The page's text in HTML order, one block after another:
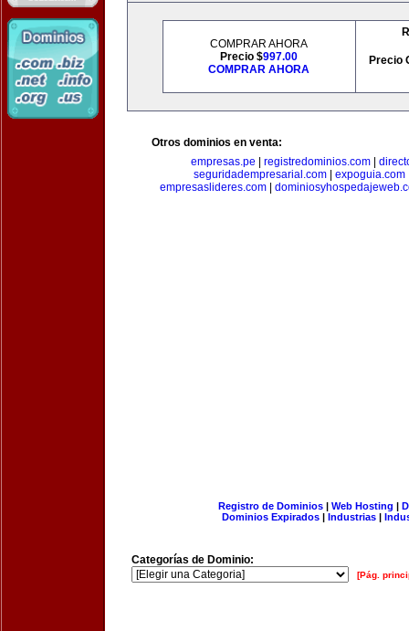
COMPRAR AHORA
Precio $997.00
COMPRAR AHORA
Precio
Otros dominios en venta:
empresas.pe
registredominios.com
seguridadempresarial.com
expoguia.com
empresaslideres.com|
Registro de Dominios| Web Hosting |
Dominios Expirados | Industrias |
Categorías de Dominio:
[Pág.